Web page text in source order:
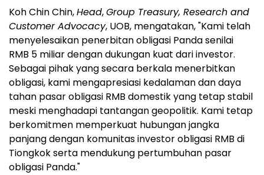
Koh Chin Chin,Head,Group Treasury, Research and
Customer Advocacy, UOB, mengatakan, "Kami telah
menyelesaikan penerbitan obligasi Panda senilai
RMB 5 miliar dengan dukungan kuat dari investor.
Sebagai pihak yang secara berkala menerbitkan
obligasi, kami mengapresiasi kedalaman dan daya
tahan pasar obligasi RMB domestik yang tetap stabil
meski menghadapi tantangan geopolitik. Kami tetap
berkomitmen memperkuat hubungan jangka
panjang dengan komunitas investor obligasi RMB di
Tiongkok serta mendukung pertumbuhan pasar
obligasi Panda."